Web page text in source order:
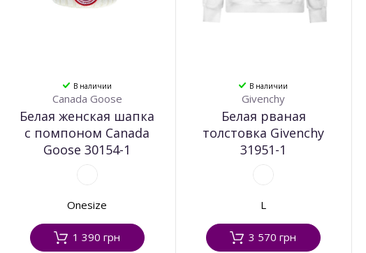
В наличии
Canada Goose
Белая женская шапка
с помпоном Canada
Goose 30154-1
Onesize
1 390 грн
В наличии
Givenchy
Белая рваная
толстовка Givenchy
31951-1
L
3 570 грн